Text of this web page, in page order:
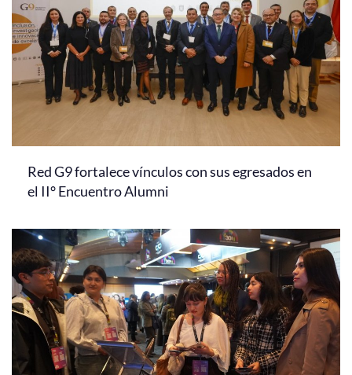
Red G9 fortalece vínculos con sus egresados en
el II° Encuentro Alumni